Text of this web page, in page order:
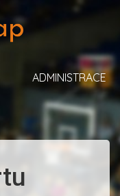
ADMINISTRACE